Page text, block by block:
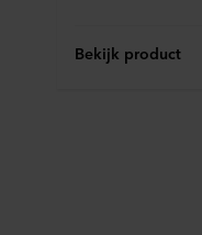
Bekijk product